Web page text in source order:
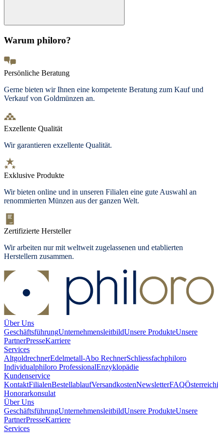
Warum philoro?
Persönliche Beratung
Gerne bieten wir Ihnen eine kompetente Beratung zum Kauf und
Verkauf von Goldmünzen an.
Exzellente Qualität
Wir garantieren exzellente Qualität.
Exklusive Produkte
Wir bieten online und in unseren Filialen eine gute Auswahl an
renommierten Münzen aus der ganzen Welt.
Zertifizierte Hersteller
Wir arbeiten nur mit weltweit zugelassenen und etablierten
Herstellern zusammen.
Über Uns
GeschäftsführungUnternehmensleitbildUnsere ProdukteUnsere
PartnerPresseKarriere
Services
AltgoldrechnerEdelmetall-Abo RechnerSchliessfachphiloro
Individualphiloro ProfessionalEnzyklopädie
Kundenservice
KontaktFilialenBestellablaufVersandkostenNewsletterFAQ
Honorarkonsulat
Über Uns
GeschäftsführungUnternehmensleitbildUnsere ProdukteUnsere
PartnerPresseKarriere
Services